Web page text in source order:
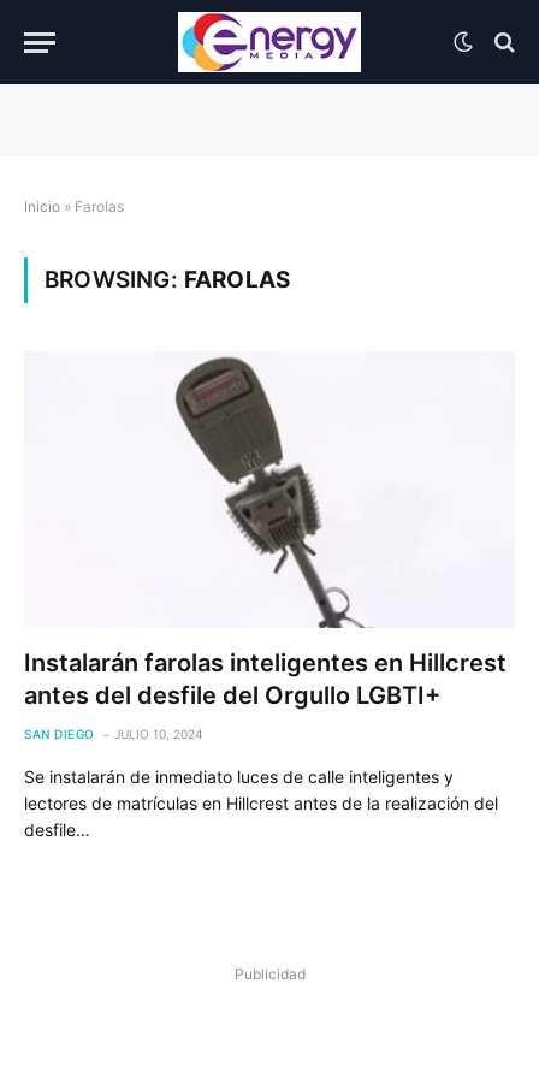
Inicio » Farolas
BROWSING: FAROLAS
Instalarán farolas inteligentes en Hillcrest
antes del desfile del Orgullo LGBTI+
SAN DIEGO JULIO 10, 2024
Se instalarán de inmediato luces de calle inteligentes y
lectores de matrículas en Hillcrest antes de la realización del
desfile…
Publicidad